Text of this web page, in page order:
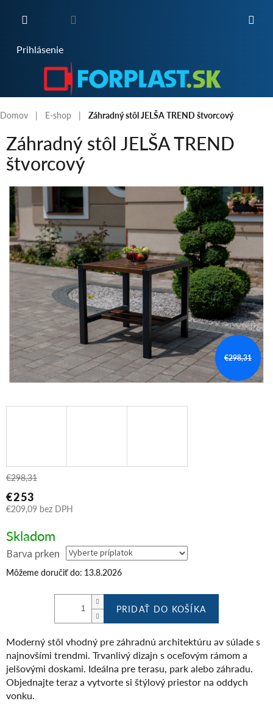
Prihlásenie
Domov E-shop Záhradný stôl JELŠA TREND štvorcový
Záhradný stôl JELŠA TREND
štvorcový
€298,31
€298,31
€253
€209,09 bez DPH
cena:
Skladom
Barva prken
Môžeme doručiť do: 13.8.2026
PRIDAŤ DO KOŠÍKA
Moderný stôl vhodný pre záhradnú architektúru av súlade s
najnovšími trendmi. Trvanlivý dizajn s oceľovým rámom a
jelšovými doskami. Ideálna pre terasu, park alebo záhradu.
Objednajte teraz a vytvorte si štýlový priestor na oddych
vonku.